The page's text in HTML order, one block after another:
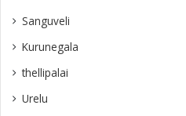
Sanguveli
Kurunegala
thellipalai
Urelu